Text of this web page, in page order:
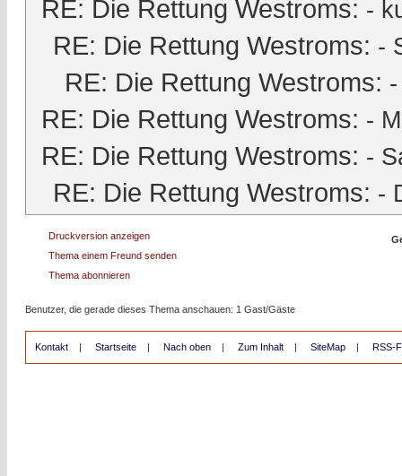
RE: Die Rettung Westroms: -
RE: Die Rettung Westroms: -
RE: Die Rettung Westroms:
RE: Die Rettung Westroms: -
RE: Die Rettung Westroms: -
RE: Die Rettung Westroms: -
Druckversion anzeigen
Thema einem Freund senden
Thema abonnieren
Benutzer, die gerade dieses Thema anschauen: 1 Gast/Gäste
Kontakt | Startseite | Nach oben | Zum Inhalt | SiteMap | RSS-